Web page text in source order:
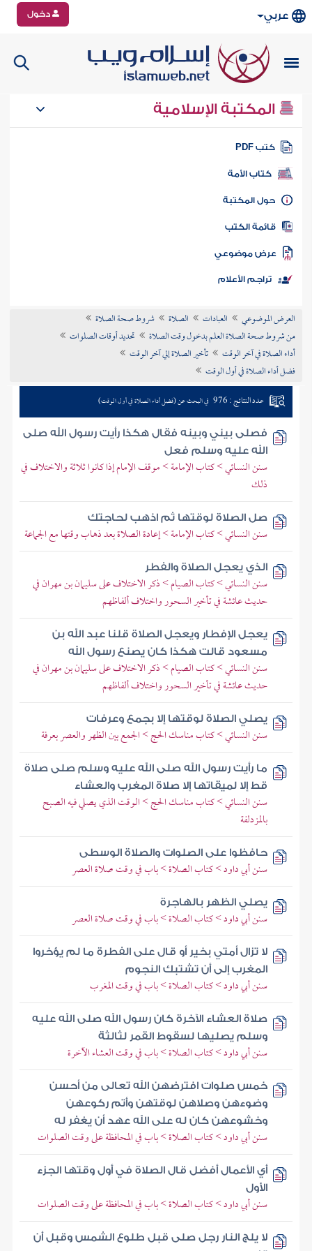
عربي دخول
المكتبة الإسلامية
كتب PDF
كتاب الأمة
المكتبة
الكتب
موضوعي
تراجم الأعلام
العرض الموضوعي العبادات الصلاة
شروط صحة الصلاة
من شروط صحة الصلاة العلم بدخول وقت الصلاة
تحديد أوقات الصلوات
أداء الصلاة في آخر الوقت
تأخير الصلاة إلي آخر الوقت
فضل أداء الصلاة في أول الوقت
عدد النتائج : 976 في البحث عن (فضل أداء الصلاة في أول الوقت)
فصلى بيني وبينه فقال هكذا رأيت رسول الله صلى
الله عليه وسلم فعل
سنن النسائي > كتاب الإمامة > موقف الإمام إذا كانوا ثلاثة والاختلاف في
ذلك
صل الصلاة لوقتها ثم اذهب لحاجتك
سنن النسائي > كتاب الإمامة > إعادة الصلاة بعد ذهاب وقتها مع الجماعة
الذي يعجل الصلاة والفطر
سنن النسائي > كتاب الصيام > ذكر الاختلاف على سليمان بن مهران في
حديث عائشة في تأخير السحور واختلاف ألفاظهم
يعجل الإفطار ويعجل الصلاة قلنا عبد الله بن
مسعود قالت هكذا كان يصنع رسول الله
سنن النسائي > كتاب الصيام > ذكر الاختلاف على سليمان بن مهران في
حديث عائشة في تأخير السحور واختلاف ألفاظهم
يصلي الصلاة لوقتها إلا بجمع وعرفات
سنن النسائي > كتاب مناسك الحج > الجمع بين الظهر والعصر بعرفة
ما رأيت رسول الله صلى الله عليه وسلم صلى صلاة
قط إلا لميقاتها إلا صلاة المغرب والعشاء
سنن النسائي > كتاب مناسك الحج > الوقت الذي يصلي فيه الصبح
بالمزدلفة
حافظوا على الصلوات والصلاة الوسطى
سنن أبي داود > كتاب الصلاة > باب في وقت صلاة العصر
يصلي الظهر بالهاجرة
سنن أبي داود > كتاب الصلاة > باب في وقت صلاة العصر
لا تزال أمتي بخير أو قال على الفطرة ما لم يؤخروا
المغرب إلى أن تشتبك النجوم
سنن أبي داود > كتاب الصلاة > باب في وقت المغرب
صلاة العشاء الآخرة كان رسول الله صلى الله عليه
وسلم يصليها لسقوط القمر لثالثة
سنن أبي داود > كتاب الصلاة > باب في وقت العشاء الآخرة
خمس صلوات افترضهن الله تعالى من أحسن
وضوءهن وصلاهن لوقتهن وأتم ركوعهن
وخشوعهن كان له على الله عهد أن يغفر له
سنن أبي داود > كتاب الصلاة > باب في المحافظة على وقت الصلوات
أي الأعمال أفضل قال الصلاة في أول وقتها الجزء
الأول
سنن أبي داود > كتاب الصلاة > باب في المحافظة على وقت الصلوات
لا يلج النار رجل صلى قبل طلوع الشمس وقبل أن